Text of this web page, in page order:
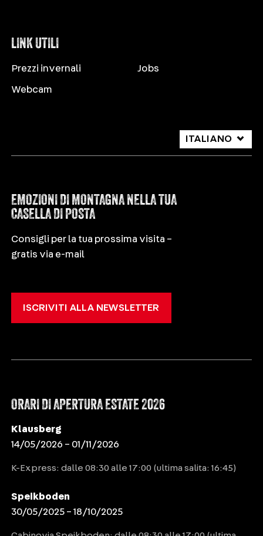
LINK UTILI
Prezzi invernali
Webcam
Jobs
ITALIANO
DEUTSCH
EMOZIONI DI MONTAGNA NELLA TUA
CASELLA DI POSTA
Consigli per la tua prossima visita –
gratis via e-mail
ISCRIVITI ALLA NEWSLETTER
ORARI DI APERTURA ESTATE 2026
Klausberg
14/05/2026 – 01/11/2026
K-Express: dalle 08:30 alle 17:00 (ultima salita: 16:45)
Speikboden
30/05/2025 – 18/10/2025